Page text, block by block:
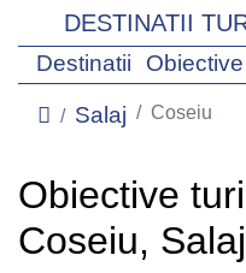
DESTINATII
Destinatii Obiective
Salaj Coseiu
Obiective
Coseiu, Salaj